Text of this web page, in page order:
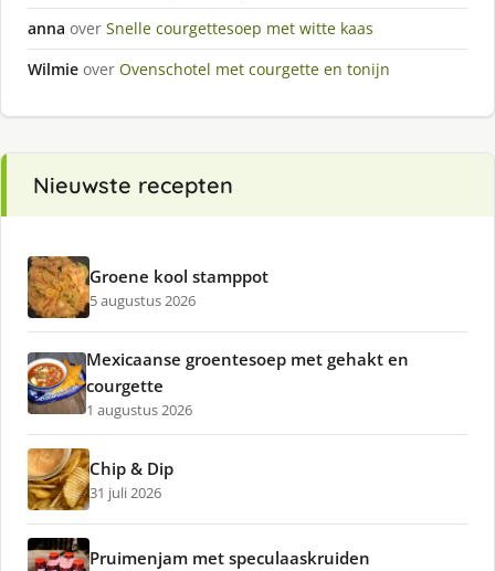
anna over Snelle courgettesoep met witte kaas
Wilmie over Ovenschotel met courgette en tonijn
Nieuwste recepten
Groene kool stamppot
5 augustus 2026
Mexicaanse groentesoep met gehakt en
courgette
1 augustus 2026
Chip & Dip
31 juli 2026
Pruimenjam met speculaaskruiden